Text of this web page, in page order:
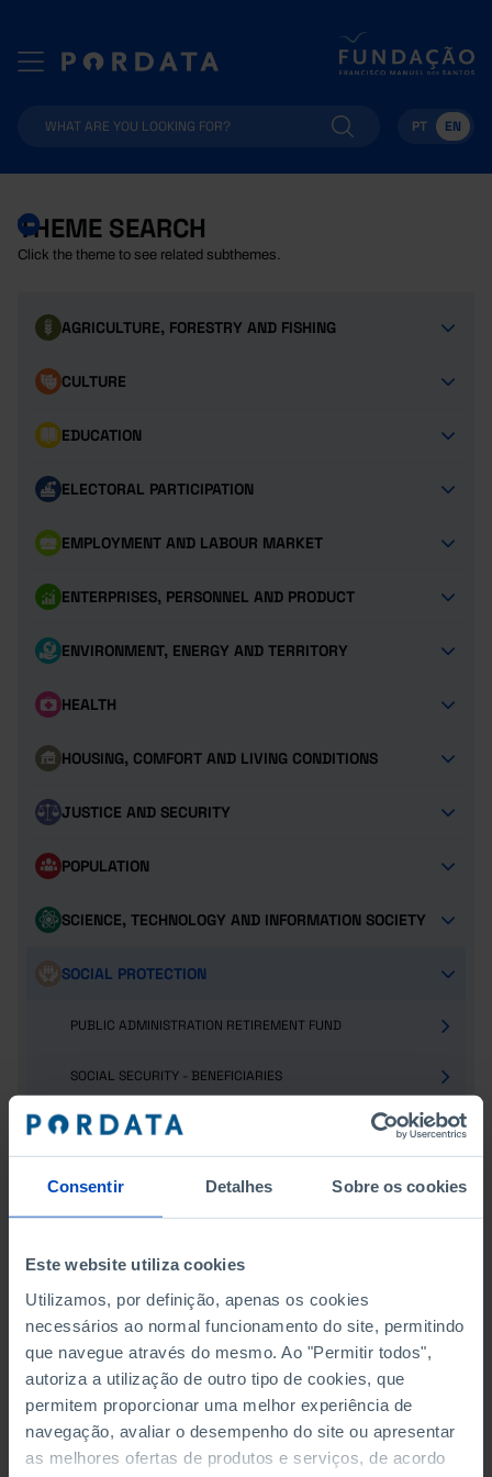
Consentir Detalhes Sobre os cookies
Este website utiliza cookies
Utilizamos, por definição, apenas os cookies
necessários ao normal funcionamento do site, permitindo
que navegue através do mesmo. Ao "Permitir todos",
autoriza a utilização de outro tipo de cookies, que
permitem proporcionar uma melhor experiência de
navegação, avaliar o desempenho do site ou apresentar
as melhores ofertas de produtos e serviços, de acordo
PT EN
THEME SEARCH
Click the theme to see related subthemes.
AGRICULTURE, FORESTRY AND FISHING
CULTURE
EDUCATION
ELECTORAL PARTICIPATION
EMPLOYMENT AND LABOUR MARKET
ENTERPRISES, PERSONNEL AND PRODUCT
ENVIRONMENT, ENERGY AND TERRITORY
HEALTH
HOUSING, COMFORT AND LIVING CONDITIONS
JUSTICE AND SECURITY
POPULATION
SCIENCE, TECHNOLOGY AND INFORMATION SOCIETY
SOCIAL PROTECTION
PUBLIC ADMINISTRATION RETIREMENT FUND
SOCIAL SECURITY - BENEFICIARIES
SOCIAL SECURITY - CONTRIBUTORS
SOCIAL SECURITY - PENSIONERS
SOCIAL SECURITY - CONTRIBUTORS
ACTIVE BENEFICIARIES
ACTIVE BENEFICIARIES AS A % OF RESIDENT
POPULATION